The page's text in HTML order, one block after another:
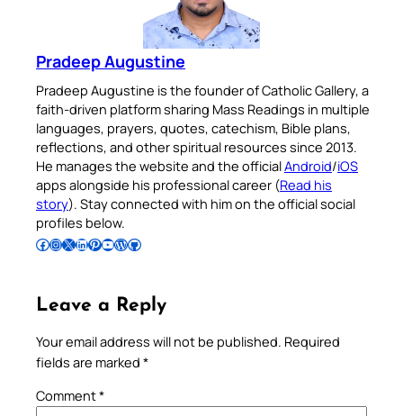
Pradeep Augustine
Pradeep Augustine is the founder of Catholic Gallery, a
faith-driven platform sharing Mass Readings in multiple
languages, prayers, quotes, catechism, Bible plans,
reflections, and other spiritual resources since 2013.
He manages the website and the officialAndroid/iOS
apps alongside his professional career (Read his
story). Stay connected with him on the official social
profiles below.
Follow Pradeep on Facebook Follow Pradeep on InstagramFollow Pradeep on X Follow Pradeep on LinkedIn Follow Pradeep on Pinterest Subscribe to Pradeep’s Youtube Channel Follow Pradeep on WordPress Follow Pradeep on GitHub
Leave a Reply
Your email address will not be published. Required
fields are marked *
Comment*